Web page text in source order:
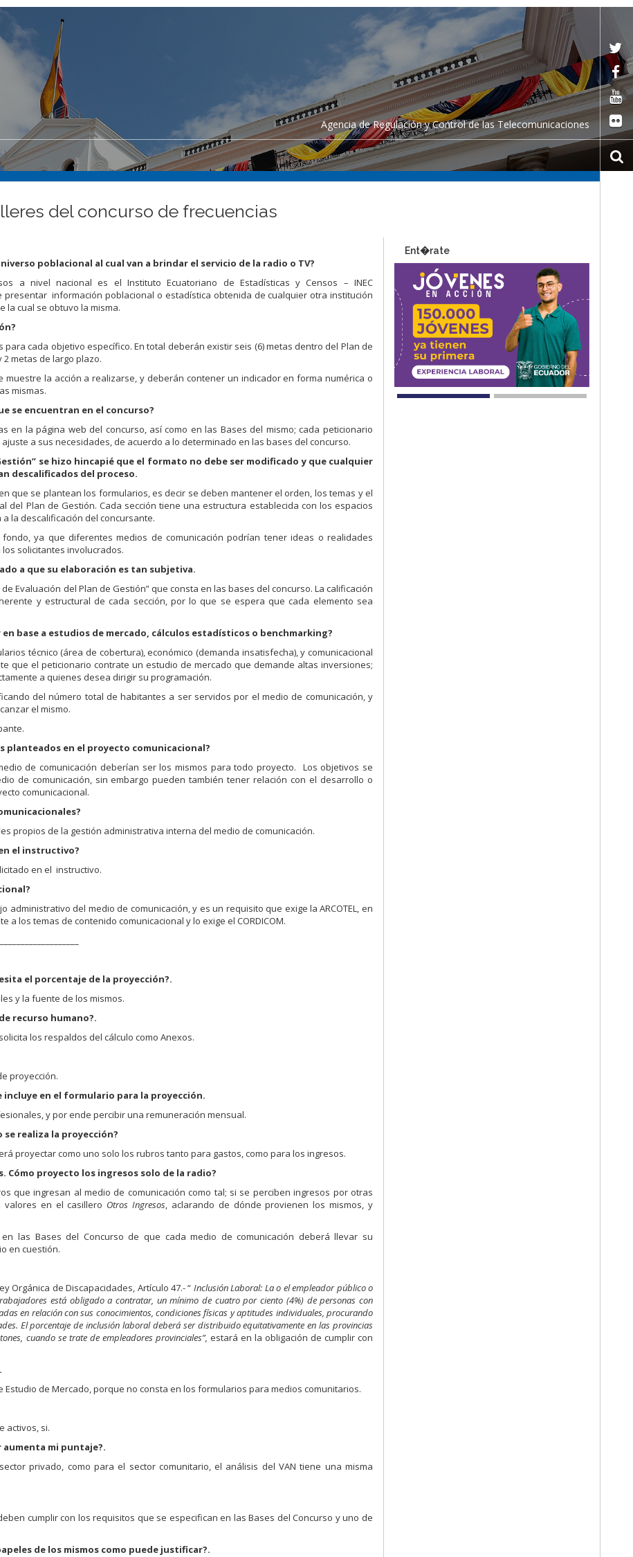
Agencia de Regulación y Control de las Telecomunicaciones
del concurso de frecuencias
poblacional al cual van a brindar el servicio de la radio o TV?
a nivel nacional es el Instituto Ecuatoriano de Estadísticas y Censos – INEC
presentar información poblacional o estadística obtenida de cualquier otra institución
la cual se obtuvo la misma.
cada objetivo específico. En total deberán existir seis (6) metas dentro del Plan de
metas de largo plazo.
la acción a realizarse, y deberán contener un indicador en forma numérica o
mismas.
se encuentran en el concurso?
en la página web del concurso, así como en las Bases del mismo; cada peticionario
a sus necesidades, de acuerdo a lo determinado en las bases del concurso.
se hizo hincapié que el formato no debe ser modificado y que cualquier
descalificados del proceso.
que se plantean los formularios, es decir se deben mantener el orden, los temas y el
Plan de Gestión. Cada sección tiene una estructura establecida con los espacios
la descalificación del concursante.
ya que diferentes medios de comunicación podrían tener ideas o realidades
solicitantes involucrados.
a que su elaboración es tan subjetiva.
Evaluación del Plan de Gestión” que consta en las bases del concurso. La calificación
y estructural de cada sección, por lo que se espera que cada elemento sea
base a estudios de mercado, cálculos estadísticos o benchmarking?
técnico (área de cobertura), económico (demanda insatisfecha), y comunicacional
que el peticionario contrate un estudio de mercado que demande altas inversiones;
a quienes desea dirigir su programación.
del número total de habitantes a ser servidos por el medio de comunicación, y
el mismo.
planteados en el proyecto comunicacional?
de comunicación deberían ser los mismos para todo proyecto. Los objetivos se
de comunicación, sin embargo pueden también tener relación con el desarrollo o
comunicacional.
propios de la gestión administrativa interna del medio de comunicación.
el instructivo?
en el instructivo.
del medio de comunicación, y es un requisito que exige la ARCOTEL, en
los temas de contenido comunicacional y lo exige el CORDICOM.
el porcentaje de la proyección?.
y la fuente de los mismos.
recurso humano?.
los respaldos del cálculo como Anexos.
proyección.
en el formulario para la proyección.
y por ende percibir una remuneración mensual.
realiza la proyección?
proyectar como uno solo los rubros tanto para gastos, como para los ingresos.
proyecto los ingresos solo de la radio?
que ingresan al medio de comunicación como tal; si se perciben ingresos por otras
en el casillero Otros Ingresos, aclarando de dónde provienen los mismos, y
las Bases del Concurso de que cada medio de comunicación deberá llevar su
en cuestión.
Orgánica de Discapacidades, Artículo 47.- “ Inclusión Laboral: La o el empleador público o
está obligado a contratar, un mínimo de cuatro por ciento (4%) de personas con
en relación con sus conocimientos, condiciones físicas y aptitudes individuales, procurando
El porcentaje de inclusión laboral deberá ser distribuido equitativamente en las provincias
cuando se trate de empleadores provinciales”, estará en la obligación de cumplir con
de Mercado, porque no consta en los formularios para medios comunitarios.
activos, si.
aumenta mi puntaje?.
privado, como para el sector comunitario, el análisis del VAN tiene una misma
cumplir con los requisitos que se especifican en las Bases del Concurso y uno de
de los mismos como puede justificar?.
Ent�rate